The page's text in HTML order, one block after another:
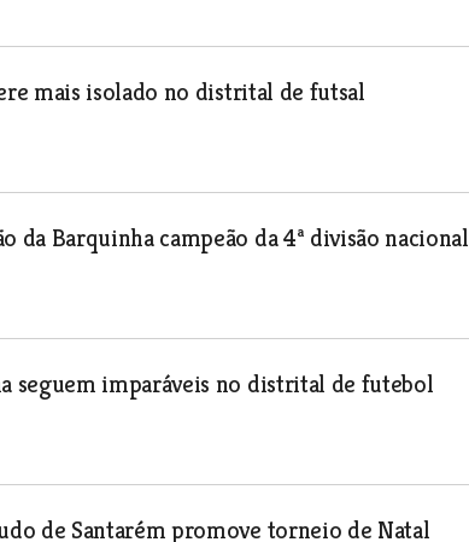
mais isolado no distrital de futsal
da Barquinha campeão da 4ª divisão nacional
seguem imparáveis no distrital de futebol
de Santarém promove torneio de Natal